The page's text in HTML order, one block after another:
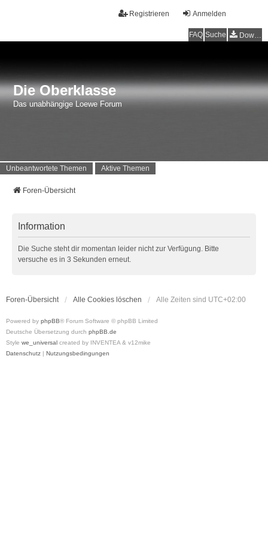
Anmelden
Registrieren
FAQ Suche Downloads
Die Oberklasse
Das unabhängige Loewe Forum
Unbeantwortete Themen Aktive Themen
Foren-Übersicht
Information
Die Suche steht dir momentan leider nicht zur Verfügung. Bitte
versuche es in 3 Sekunden erneut.
Foren-Übersicht Alle Cookies löschen Alle Zeiten sind UTC+02:00
Powered by phpBB® Forum Software © phpBB Limited
Deutsche Übersetzung durch phpBB.de
Style we_universal created by INVENTEA & v12mike
Datenschutz | Nutzungsbedingungen